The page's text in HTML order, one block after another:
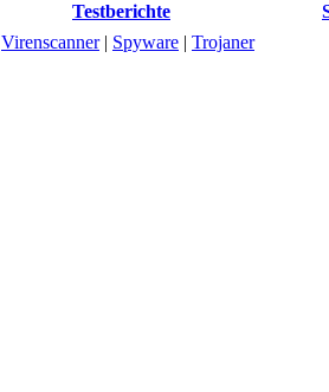
Testberichte
Virenscanner| Spyware | Trojaner